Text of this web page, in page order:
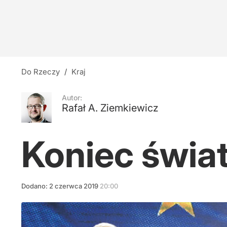
Wcześniej Kaczyński, teraz Morawiecki. "Nie
dodaj
Do Rzeczy / Kraj
Autor:
Rafał A. Ziemkiewicz
Koniec
Dodano: 2 czerwca 2019 20:00